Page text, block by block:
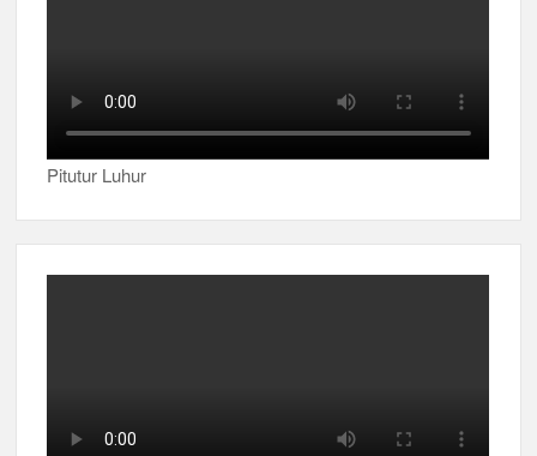
Pitutur Luhur